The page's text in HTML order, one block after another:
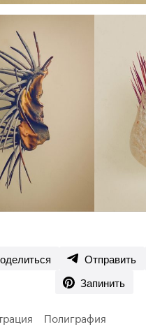
Отправить
Запинить
Полиграфия